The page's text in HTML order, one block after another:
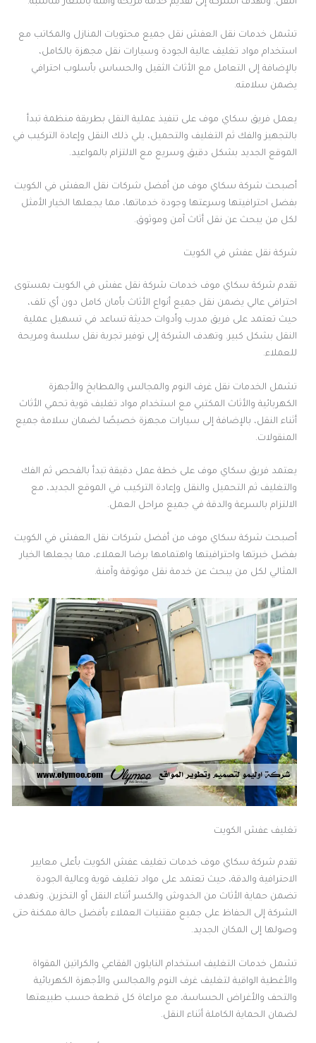
النقل. وتهدف الشركة إلى تقديم خدمة مريحة وآمنة بأسعار مناسبة.
تشمل خدمات نقل العفش نقل جميع محتويات المنازل والمكاتب مع
استخدام مواد تغليف عالية الجودة وسيارات نقل مجهزة بالكامل،
بالإضافة إلى التعامل مع الأثاث الثقيل والحساس بأسلوب احترافي
يضمن سلامته.
يعمل فريق سكاي موف على تنفيذ عملية النقل بطريقة منظمة تبدأ
بالتجهيز والفك ثم التغليف والتحميل، يلي ذلك النقل وإعادة التركيب في
الموقع الجديد بشكل دقيق وسريع مع الالتزام بالمواعيد.
أصبحت شركة سكاي موف من أفضل شركات نقل العفش في الكويت
بفضل احترافيتها وسرعتها وجودة خدماتها، مما يجعلها الخيار الأمثل
لكل من يبحث عن نقل أثاث آمن وموثوق.
شركة نقل عفش في الكويت
تقدم شركة سكاي موف خدمات شركة نقل عفش في الكويت بمستوى
احترافي عالي يضمن نقل جميع أنواع الأثاث بأمان كامل دون أي تلف،
حيث تعتمد على فريق مدرب وأدوات حديثة تساعد في تسهيل عملية
النقل بشكل كبير. وتهدف الشركة إلى توفير تجربة نقل سلسة ومريحة
للعملاء.
تشمل الخدمات نقل غرف النوم والمجالس والمطابخ والأجهزة
الكهربائية والأثاث المكتبي مع استخدام مواد تغليف قوية تحمي الأثاث
أثناء النقل، بالإضافة إلى سيارات مجهزة خصيصًا لضمان سلامة جميع
المنقولات.
يعتمد فريق سكاي موف على خطة عمل دقيقة تبدأ بالفحص ثم الفك
والتغليف ثم التحميل والنقل وإعادة التركيب في الموقع الجديد، مع
الالتزام بالسرعة والدقة في جميع مراحل العمل.
أصبحت شركة سكاي موف من أفضل شركات نقل العفش في الكويت
بفضل خبرتها واحترافيتها واهتمامها برضا العملاء، مما يجعلها الخيار
المثالي لكل من يبحث عن خدمة نقل موثوقة وآمنة.
تغليف عفش الكويت
تقدم شركة سكاي موف خدمات تغليف عفش الكويت بأعلى معايير
الاحترافية والدقة، حيث تعتمد على مواد تغليف قوية وعالية الجودة
تضمن حماية الأثاث من الخدوش والكسر أثناء النقل أو التخزين. وتهدف
الشركة إلى الحفاظ على جميع مقتنيات العملاء بأفضل حالة ممكنة حتى
وصولها إلى المكان الجديد.
تشمل خدمات التغليف استخدام النايلون الفقاعي والكراتين المقواة
والأغطية الواقية لتغليف غرف النوم والمجالس والأجهزة الكهربائية
والتحف والأغراض الحساسة، مع مراعاة كل قطعة حسب طبيعتها
لضمان الحماية الكاملة أثناء النقل.